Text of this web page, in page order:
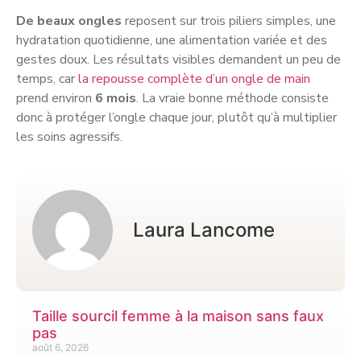
Laura Lancome
Taille sourcil femme à la maison sans faux
pas
août 6, 2026
De beaux ongles reposent sur trois piliers simples, une
hydratation quotidienne, une alimentation variée et des
gestes doux. Les résultats visibles demandent un peu de
temps, carla repousse complète d’un ongle de main
prend environ 6 mois. La vraie bonne méthode consiste
donc à protéger l’ongle chaque jour, plutôt qu’à multiplier
les soins agressifs.